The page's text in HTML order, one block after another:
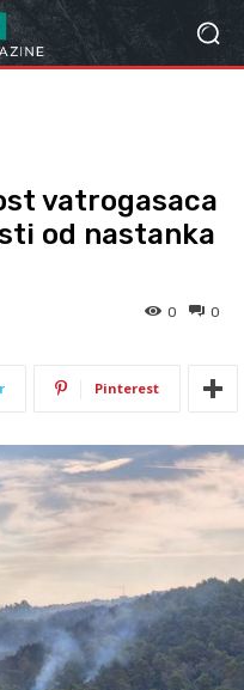
vatrogasaca
od nastanka
0
0
Pinterest